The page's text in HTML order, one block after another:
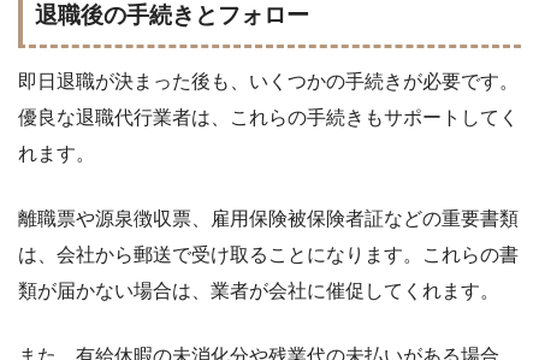
退職後の手続きとフォロー
即日退職が決まった後も、いくつかの手続きが必要です。
優良な退職代行業者は、これらの手続きもサポートしてく
れます。
離職票や源泉徴収票、雇用保険被保険者証などの重要書類
は、会社から郵送で受け取ることになります。これらの書
類が届かない場合は、業者が会社に催促してくれます。